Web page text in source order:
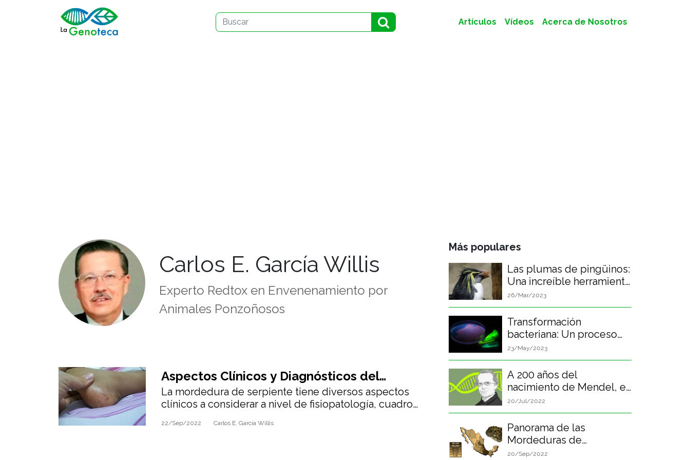
Artículos Vídeos Acerca de Nosotros
Carlos E. García Willis
Experto Redtox en Envenenamiento por
Animales Ponzoñosos
Aspectos Clínicos y Diagnósticos del
Envenenamiento por Mordedura de Serpiente
La mordedura de serpiente tiene diversos aspectos
clínicos a considerar a nivel de fisiopatología, cuadro
22/Sep/2022 Carlos E. García Willis
Más populares
Las plumas de pingüinos:
Una increíble herramienta
biológica
26/Mar/2023
Transformación
bacteriana: Un proceso
biológico revolucionario
23/May/2023
A 200 años del
nacimiento de Mendel, el
padre de la genética.
20/Jul/2022
Panorama de las
Mordeduras de
Serpientes en México
20/Sep/2022